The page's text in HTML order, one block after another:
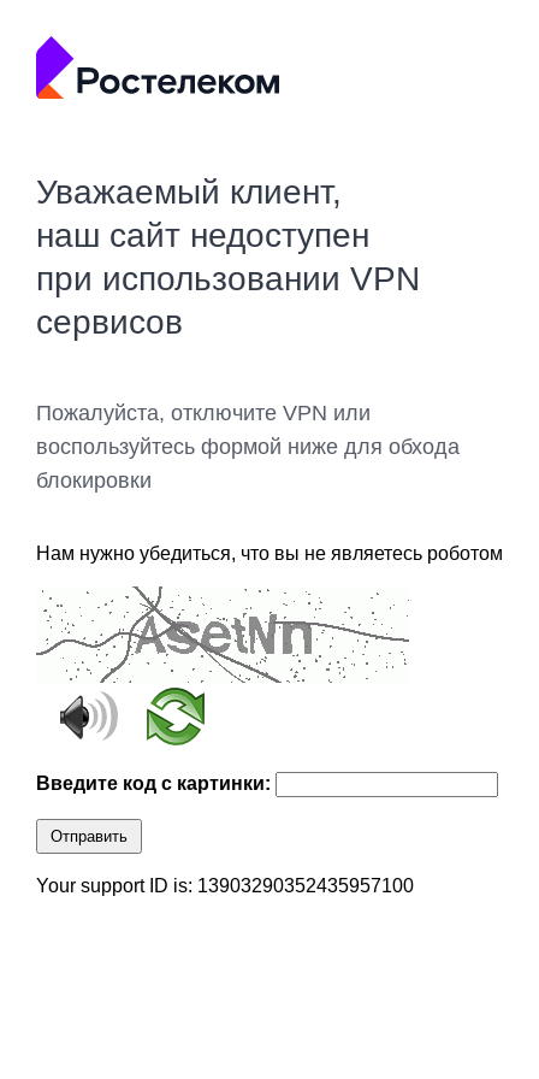
Уважаемый клиент,
наш сайт недоступен
при использовании VPN
сервисов
Пожалуйста, отключите VPN или
воспользуйтесь формой ниже для обхода
блокировки
Нам нужно убедиться, что вы не являетесь роботом
Введите код с картинки:
Отправить
Your support ID is: 13903290352435957100